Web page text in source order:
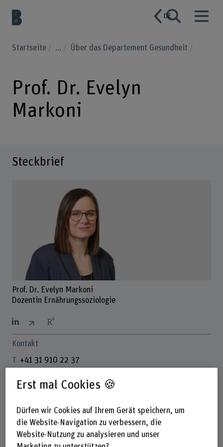
DE
Startseite ... Über das Departement Gesundheit
Prof. Dr. Evelyn
Markoni
Steckbrief
Prof. Dr. Evelyn Markoni
Dozentin Ernährungssoziologie
Kontakt
+41 31 910 22 37
Links
www.bfh.ch/de/forschung/forschungsbereiche/umwelt-
Erst mal Cookies 🍪
Dürfen wir Cookies auf Ihrem Gerät speichern, um
die Website-Navigation zu verbessern, die
Website-Nutzung zu analysieren und unser